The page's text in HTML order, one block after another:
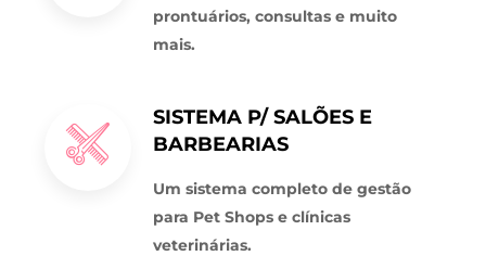
prontuários, consultas e muito
mais.
SISTEMA P/ SALÕES E
BARBEARIAS
Um sistema completo de gestão
para Pet Shops e clínicas
veterinárias.